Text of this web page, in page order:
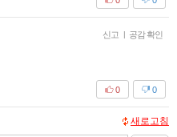
신고 | 공감 확인
0
0
새로고침